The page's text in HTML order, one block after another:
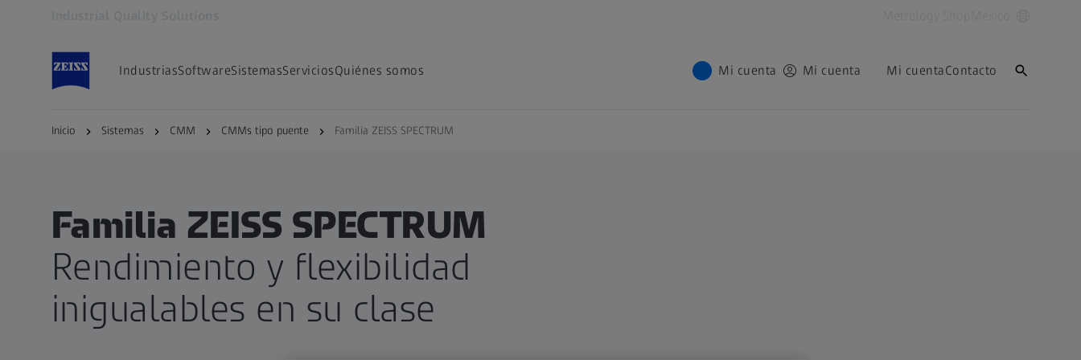
IndustriasSoftwareSistemasServiciosQuiénes somos Mi cuenta Mi cuenta Mi cuentaContacto
Inicio Sistemas CMM CMMs tipo puente Familia ZEISS SPECTRUM
Familia ZEISS SPECTRUM
Rendimiento y flexibilidad
inigualables en su clase